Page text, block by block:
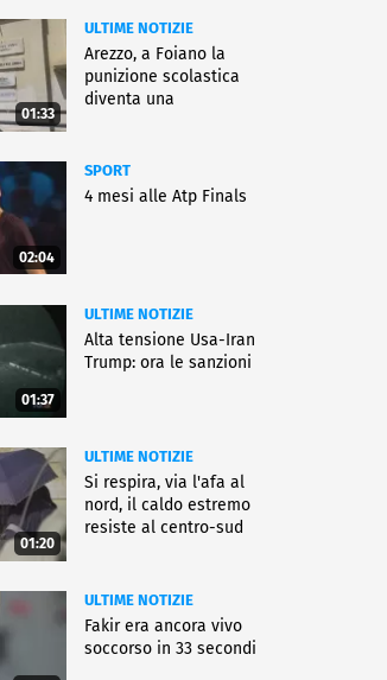
01:33
ULTIME NOTIZIE
Arezzo, a Foiano la
punizione scolastica
diventa una
02:04
SPORT
4 mesi alle Atp Finals
01:37
ULTIME NOTIZIE
Alta tensione Usa-Iran
Trump: ora le sanzioni
01:20
ULTIME NOTIZIE
Si respira, via l'afa al
nord, il caldo estremo
resiste al centro-sud
ULTIME NOTIZIE
Fakir era ancora vivo
soccorso in 33 secondi